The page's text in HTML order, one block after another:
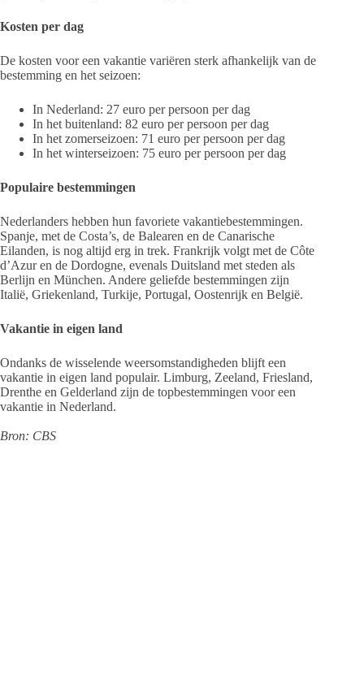
Kosten per dag
De kosten voor een vakantie variëren sterk afhankelijk van de
bestemming en het seizoen:
In Nederland: 27 euro per persoon per dag
In het buitenland: 82 euro per persoon per dag
In het zomerseizoen: 71 euro per persoon per dag
In het winterseizoen: 75 euro per persoon per dag
Populaire bestemmingen
Nederlanders hebben hun favoriete vakantiebestemmingen.
Spanje, met de Costa’s, de Balearen en de Canarische
Eilanden, is nog altijd erg in trek. Frankrijk volgt met de Côte
d’Azur en de Dordogne, evenals Duitsland met steden als
Berlijn en München. Andere geliefde bestemmingen zijn
Italië, Griekenland, Turkije, Portugal, Oostenrijk en België.
Vakantie in eigen land
Ondanks de wisselende weersomstandigheden blijft een
vakantie in eigen land populair. Limburg, Zeeland, Friesland,
Drenthe en Gelderland zijn de topbestemmingen voor een
vakantie in Nederland.
Bron: CBS